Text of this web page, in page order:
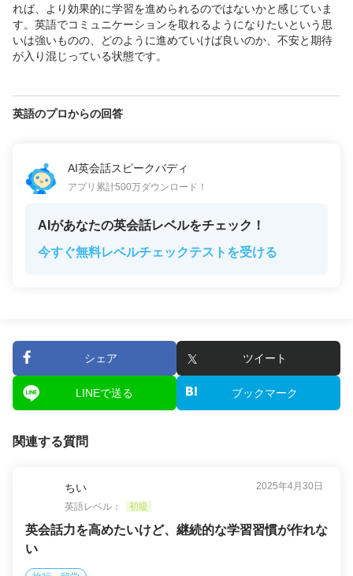
れば、より効果的に学習を進められるのではないかと感じていま
す。英語でコミュニケーションを取れるようになりたいという思
いは強いものの、どのように進めていけば良いのか、不安と期待
が入り混じっている状態です。
英語のプロからの回答
AI英会話スピークバディ
アプリ累計500万ダウンロード！
AIがあなたの英会話レベルをチェック！
今すぐ無料レベルチェックテストを受ける
シェア ツイート
LINEで送る ブックマーク
関連する質問
ちい
2025年4月30日
英語レベル：
初級
英会話力を高めたいけど、継続的な学習習慣が作れな
い